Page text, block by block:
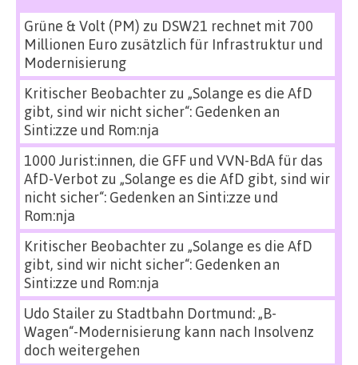
Grüne & Volt (PM) zu DSW21 rechnet mit 700
Millionen Euro zusätzlich für Infrastruktur und
Modernisierung
Kritischer Beobachterzu „Solange es die AfD
gibt, sind wir nicht sicher“: Gedenken an
Sinti:zze und Rom:nja
1000 Jurist:innen, die GFF und VVN-BdA für das
AfD-Verbot zu „Solange es die AfD gibt, sind wir
nicht sicher“: Gedenken an Sinti:zze und
Rom:nja
Kritischer Beobachterzu „Solange es die AfD
gibt, sind wir nicht sicher“: Gedenken an
Sinti:zze und Rom:nja
Udo Stailerzu Stadtbahn Dortmund: „B-
Wagen“-Modernisierung kann nach Insolvenz
doch weitergehen